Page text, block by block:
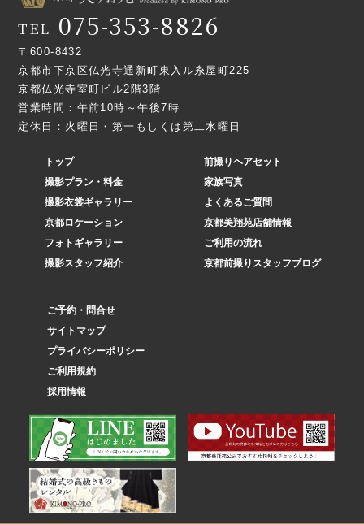
TEL 075-353-8826
〒600-8432
京都市下京区仏光寺通新町東入ル糸屋町225
京都仏光寺室町ビル2階3階
営業時間：午前10時～午後7時
定休日：火曜日・第一もしくは第二水曜日
トップ
撮影プラン・料金
撮影衣裳ギャラリー
京都ロケーション
フォトギャラリー
撮影スタッフ紹介
前撮りヘアセット
家族写真
よくあるご質問
京都美翔苑店舗情報
ご利用の流れ
京都前撮りスタッフブログ
ご予約・問合せ
サイトマップ
プライバシーポリシー
ご利用規約
採用情報